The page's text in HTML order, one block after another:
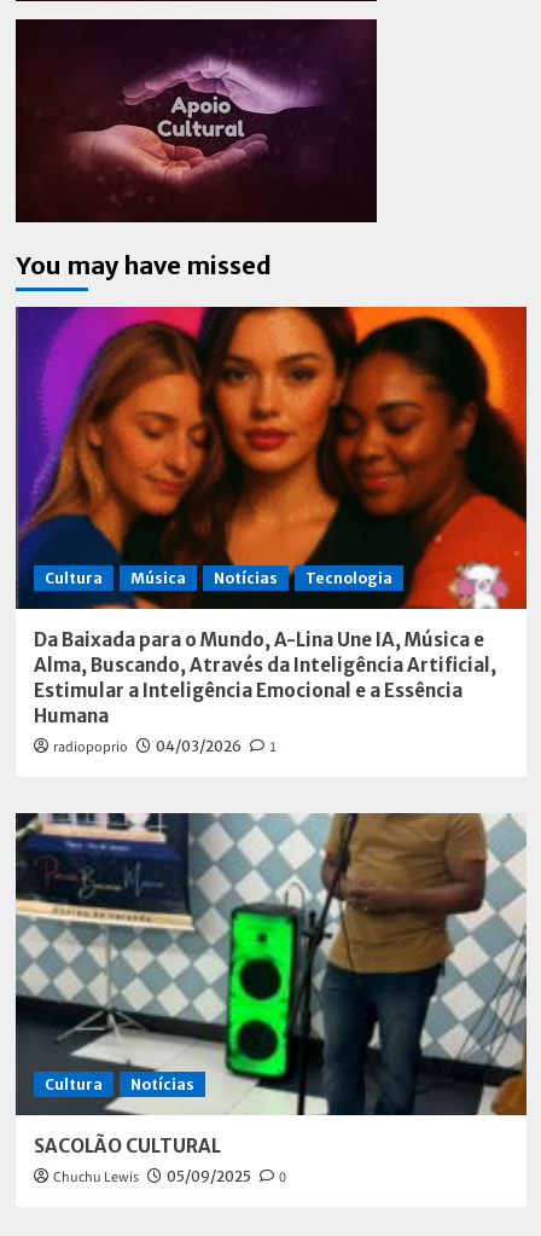
You may have missed
Cultura Música Notícias Tecnologia
Da Baixada para o Mundo, A-Lina Une IA, Música e
Alma, Buscando, Através da Inteligência Artificial,
Estimular a Inteligência Emocional e a Essência
Humana
radiopoprio 04/03/2026 1
Cultura Notícias
SACOLÃO CULTURAL
Chuchu Lewis 05/09/2025 0